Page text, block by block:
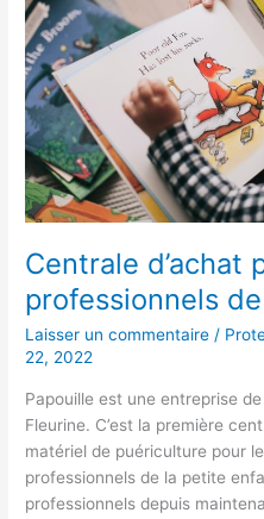
Centrale d’achat
professionnels
Laisser un commentaire /
22, 2022
Papouille est une entreprise
Fleurine. C’est la première
matériel de puériculture pour
professionnels de la petite
professionnels depuis
professionnels
de
la
petite
enfance